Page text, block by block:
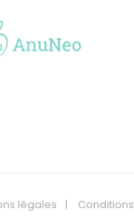
légales